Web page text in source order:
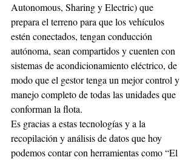
Autonomous, Sharing y Electric) que
prepara el terreno para que los vehículos
estén conectados, tengan conducción
autónoma, sean compartidos y cuenten con
sistemas de acondicionamiento eléctrico, de
modo que el gestor tenga un mejor control y
manejo completo de todas las unidades que
conforman la flota.
Es gracias a estas tecnologías y a la
recopilación y análisis de datos que hoy
podemos contar con herramientas como “El